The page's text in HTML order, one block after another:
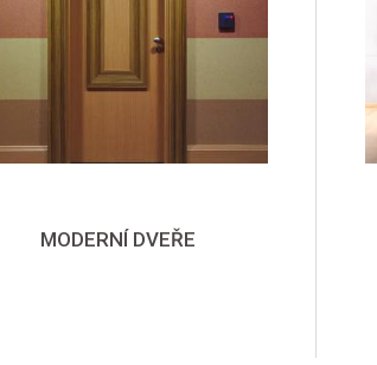
MODERNÍ DVEŘE